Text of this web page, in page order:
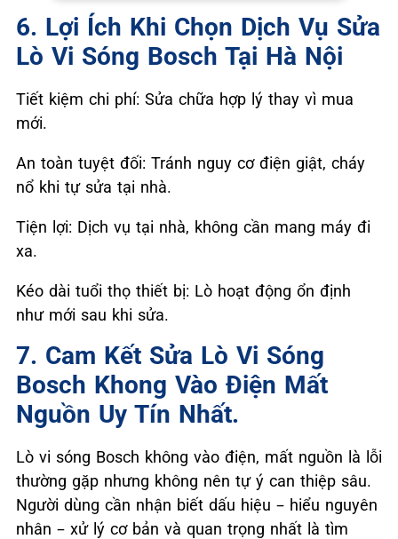
6. Lợi Ích Khi Chọn Dịch Vụ Sửa
Lò Vi Sóng Bosch Tại Hà Nội
Tiết kiệm chi phí: Sửa chữa hợp lý thay vì mua
mới.
An toàn tuyệt đối: Tránh nguy cơ điện giật, cháy
nổ khi tự sửa tại nhà.
Tiện lợi: Dịch vụ tại nhà, không cần mang máy đi
xa.
Kéo dài tuổi thọ thiết bị: Lò hoạt động ổn định
như mới sau khi sửa.
7. Cam Kết Sửa Lò Vi Sóng
Bosch Khong Vào Điện Mất
Nguồn Uy Tín Nhất.
Lò vi sóng Bosch không vào điện, mất nguồn là lỗi
thường gặp nhưng không nên tự ý can thiệp sâu.
Người dùng cần nhận biết dấu hiệu – hiểu nguyên
nhân – xử lý cơ bản và quan trọng nhất là tìm